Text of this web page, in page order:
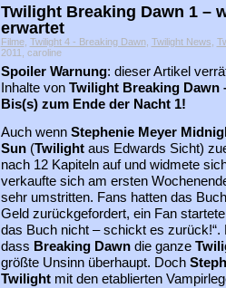
Twilight Breaking Dawn 1 –
erwartet
Filme, Twilight 4 - Breaking Dawn, Twilight News
2011, caroline
Spoiler Warnung: dieser Artikel
Inhalte von Twilight Breaking Dawn
Bis(s) zum Ende der Nacht 1!
Auch wenn Stephenie Meyer
Sun(Twilight aus Edwards Sicht)
nach 12 Kapiteln auf und widmete
verkaufte sich am ersten
sehr umstritten. Fans hatten das
Geld zurückgefordert, ein Fan
das Buch nicht – schickt es
dass Breaking Dawndie ganze
größte Unsinn überhaupt. Doch
Twilightmit den etablierten